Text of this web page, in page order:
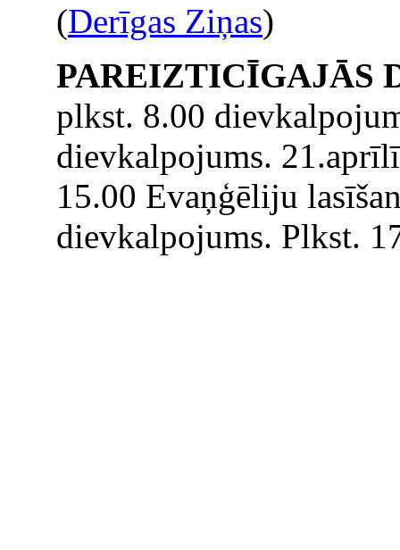
(Derīgas Ziņas)
PAREIZTICĪGAJĀS
plkst. 8.00
dievkalpojums.
15.00 Evaņģēliju
dievkalpojums. Plkst.